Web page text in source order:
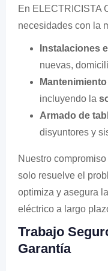
En ELECTRICISTA
necesidades con la
Instalaciones
nuevas,
incluyendo la
Armado de
disyuntores y
Nuestro
solo resuelve el
optimiza y asegura
eléctrico a largo
Trabajo
Garantía